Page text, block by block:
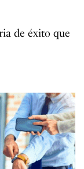
de éxito que